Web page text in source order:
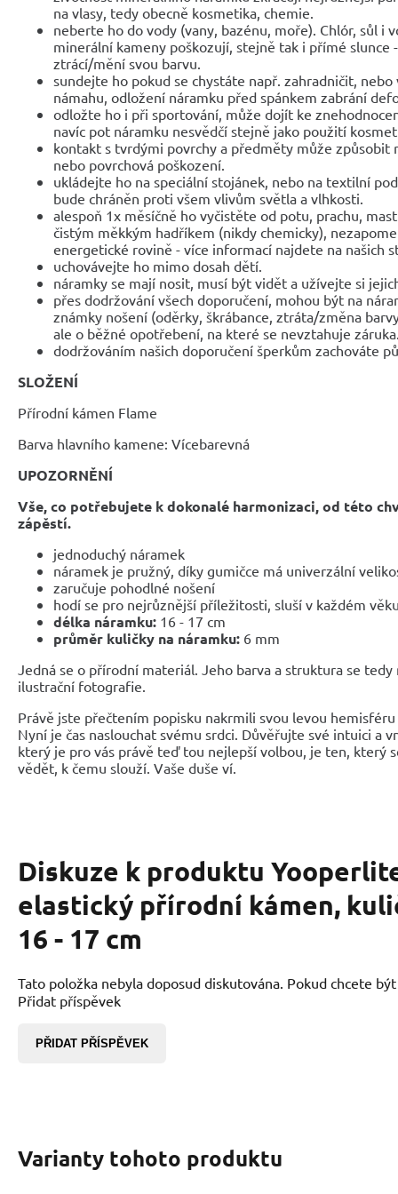
na vlasy, tedy obecně kosmetika, chemie.
neberte ho do vody (vany, bazénu, moře). Chlór, sůl i
minerální kameny poškozují, stejně tak i přímé slunce
ztrácí/mění svou barvu.
sundejte ho pokud se chystáte např. zahradničit,
námahu, odložení náramku před spánkem zabrání
odložte ho i při sportování, může dojít ke
navíc pot náramku nesvědčí stejně jako použití
kontakt s tvrdými povrchy a předměty může způsobit
nebo povrchová poškození.
ukládejte ho na speciální stojánek, nebo na textilní
bude chráněn proti všem vlivům světla a vlhkosti.
alespoň 1x měsíčně ho vyčistěte od potu, prachu,
čistým měkkým hadříkem (nikdy chemicky),
energetické rovině - více informací najdete na našich
uchovávejte ho mimo dosah dětí.
náramky se mají nosit, musí být vidět a užívejte si
přes dodržování všech doporučení, mohou být na
známky nošení (oděrky, škrábance, ztráta/změna
ale o běžné opotřebení, na které se nevztahuje
dodržováním našich doporučení šperkům zachováte
SLOŽENÍ
Přírodní kámen Flame
Barva hlavního kamene: Vícebarevná
UPOZORNĚNÍ
Vše, co potřebujete k dokonalé harmonizaci, od této
zápěstí.
jednoduchý náramek
náramek je pružný, díky gumičce má univerzální
zaručuje pohodlné nošení
hodí se pro nejrůznější příležitosti, sluší v každém
délka náramku: 16 - 17 cm
průměr kuličky na náramku: 6 mm
Jedná se o přírodní materiál. Jeho barva a struktura se
ilustrační fotografie.
Právě jste přečtením popisku nakrmili svou levou
Nyní je čas naslouchat svému srdci. Důvěřujte své intuici a
který je pro vás právě teď tou nejlepší volbou, je ten, který
vědět, k čemu slouží. Vaše duše ví.
Diskuze k produktu
elastický přírodní kámen,
16 - 17 cm
Tato položka nebyla doposud diskutována. Pokud chcete
Přidat příspěvek
PŘIDAT PŘÍSPĚVEK
Varianty tohoto produktu